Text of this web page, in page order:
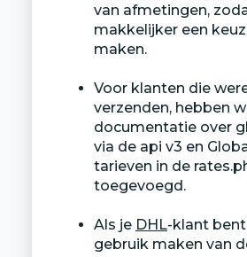
van afmetingen,
makkelijker een
maken.
Voor klanten die
verzenden, hebben
documentatie over
via de api v3 en
tarieven in de
toegevoegd.
Als je DHL-klant
gebruik maken van